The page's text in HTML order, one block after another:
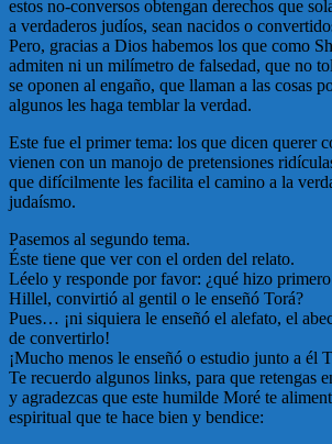
estos no-conversos obtengan derechos que
a verdaderos judíos, sean nacidos o
Pero, gracias a Dios habemos los que como
admiten ni un milímetro de falsedad, que no
se oponen al engaño, que llaman a las cosas
algunos les haga temblar la verdad.
Este fue el primer tema: los que dicen querer
vienen con un manojo de pretensiones
que difícilmente les facilita el camino a la
judaísmo.
Pasemos al segundo tema.
Éste tiene que ver con el orden del relato.
Léelo y responde por favor: ¿qué hizo
Hillel, convirtió al gentil o le enseñó Torá?
Pues… ¡ni siquiera le enseñó el alefato, el
de convertirlo!
¡Mucho menos le enseñó o estudio junto a él
Te recuerdo algunos links, para que retengas
y agradezcas que este humilde Moré te
espiritual que te hace bien y bendice: